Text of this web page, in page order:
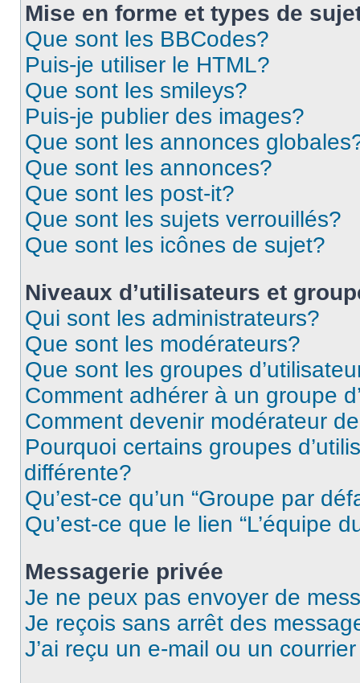
Mise en forme et types de
Que sont les BBCodes?
Puis-je utiliser le HTML?
Que sont les smileys?
Puis-je publier des images?
Que sont les annonces
Que sont les annonces?
Que sont les post-it?
Que sont les sujets verrouillés?
Que sont les icônes de sujet?
Niveaux d’utilisateurs et
Qui sont les administrateurs?
Que sont les modérateurs?
Que sont les groupes
Comment adhérer à un groupe
Comment devenir modérateur
Pourquoi certains groupes
différente?
Qu’est-ce qu’un “Groupe par
Qu’est-ce que le lien “L’équipe
Messagerie privée
Je ne peux pas envoyer de
Je reçois sans arrêt des
J’ai reçu un e-mail ou un